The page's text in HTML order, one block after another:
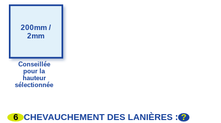
200mm /
2mm
Conseillée
pour la
hauteur
sélectionnée
6 CHEVAUCHEMENT DES LANIÈRES : ?